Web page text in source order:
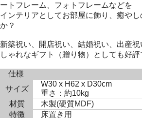
ートフレーム、フォトフレームなどを
インテリアとしてお部屋に飾り、癒や
か？
新築祝い、開店祝い、結婚祝い、出産
しゃれなギフト（贈り物）としても好評
仕様
サイズ
W30 x H62 x D30cm
重さ：約10kg
材質
木製(硬質MDF)
特徴
床置き用